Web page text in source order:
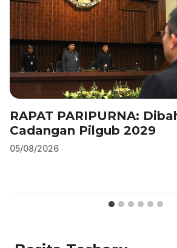
RAPAT PARIPURNA:
Cadangan Pilgub 2029
05/08/2026